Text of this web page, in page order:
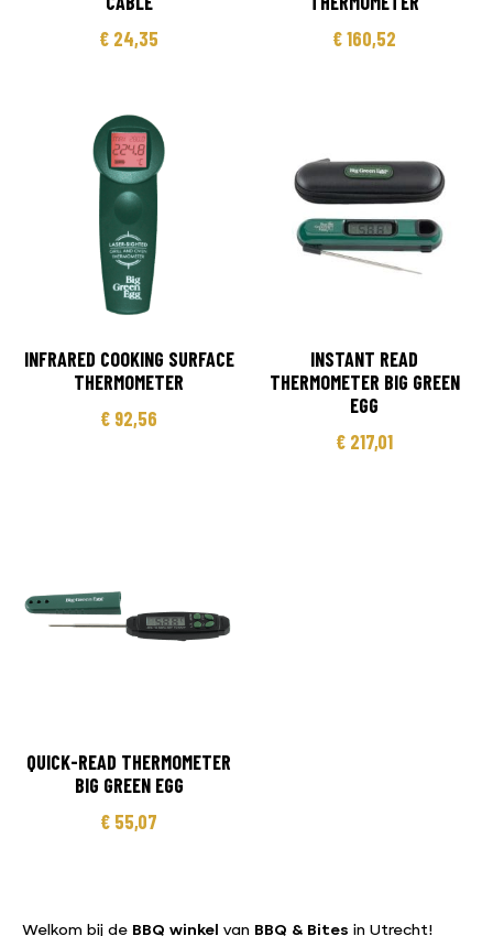
€ 24,35
€160,52
INFRARED COOKING SURFACE
THERMOMETER
€ 92,56
INSTANT READ
THERMOMETER BIG GREEN
EGG
€ 217,01
QUICK-READ THERMOMETER
BIG GREEN EGG
€ 55,07
Welkom bij de BBQ winkel van BBQ & Bites in Utrecht!